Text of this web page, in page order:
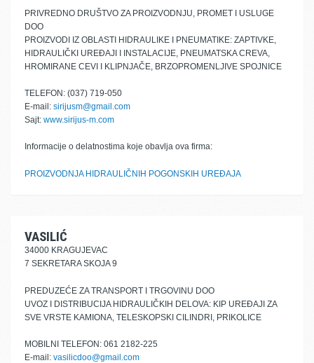
PRIVREDNO DRUŠTVO ZA PROIZVODNJU, PROMET I USLUGE
DOO
PROIZVODI IZ OBLASTI HIDRAULIKE I PNEUMATIKE: ZAPTIVKE,
HIDRAULIČKI UREĐAJI I INSTALACIJE, PNEUMATSKA CREVA,
HROMIRANE CEVI I KLIPNJAČE, BRZOPROMENLJIVE SPOJNICE
TELEFON: (037) 719-050
E-mail: sirijusm@gmail.com
Sajt: www.sirijus-m.com
Informacije o delatnostima koje obavlja ova firma:
PROIZVODNJA HIDRAULIČNIH POGONSKIH UREĐAJA
VASILIĆ
34000 KRAGUJEVAC
7 SEKRETARA SKOJA 9
PREDUZEĆE ZA TRANSPORT I TRGOVINU DOO
UVOZ I DISTRIBUCIJA HIDRAULIČKIH DELOVA: KIP UREĐAJI ZA
SVE VRSTE KAMIONA, TELESKOPSKI CILINDRI, PRIKOLICE
MOBILNI TELEFON: 061 2182-225
E-mail: vasilicdoo@gmail.com